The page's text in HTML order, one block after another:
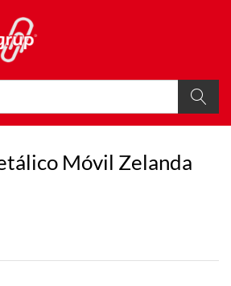
Buscar
Móvil Zelanda